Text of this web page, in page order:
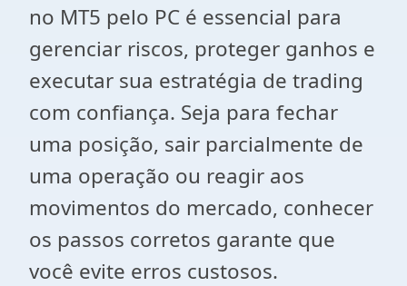
no MT5 pelo PC é essencial para
gerenciar riscos, proteger ganhos e
executar sua estratégia de trading
com confiança. Seja para fechar
uma posição, sair parcialmente de
uma operação ou reagir aos
movimentos do mercado, conhecer
os passos corretos garante que
você evite erros custosos.